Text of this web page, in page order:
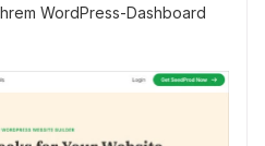
WordPress-Dashboard